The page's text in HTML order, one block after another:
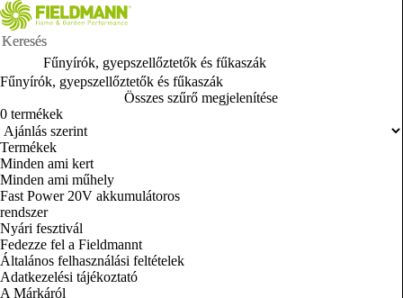
Fűnyírók, gyepszellőztetők és fűkaszák
Fűnyírók, gyepszellőztetők és fűkaszák
Összes szűrő megjelenítése
0 termékek
Termékek
Minden ami kert
Minden ami műhely
Fast Power 20V akkumulátoros
rendszer
Nyári fesztivál
Fedezze fel a Fieldmannt
Általános felhasználási feltételek
Adatkezelési tájékoztató
A Márkáról